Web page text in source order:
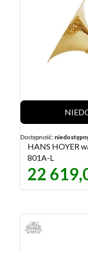
Dostępność:
HANS HOYER
801A-L
22